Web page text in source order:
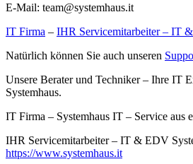
E-Mail: team@systemhaus.it
IT Firma – IHR Servicemitarbeiter – IT
Natürlich können Sie auch unseren
Unsere Berater und Techniker – Ihre IT
Systemhaus.
IT Firma – Systemhaus IT – Service aus
IHR Servicemitarbeiter – IT & EDV
https://www.systemhaus.it